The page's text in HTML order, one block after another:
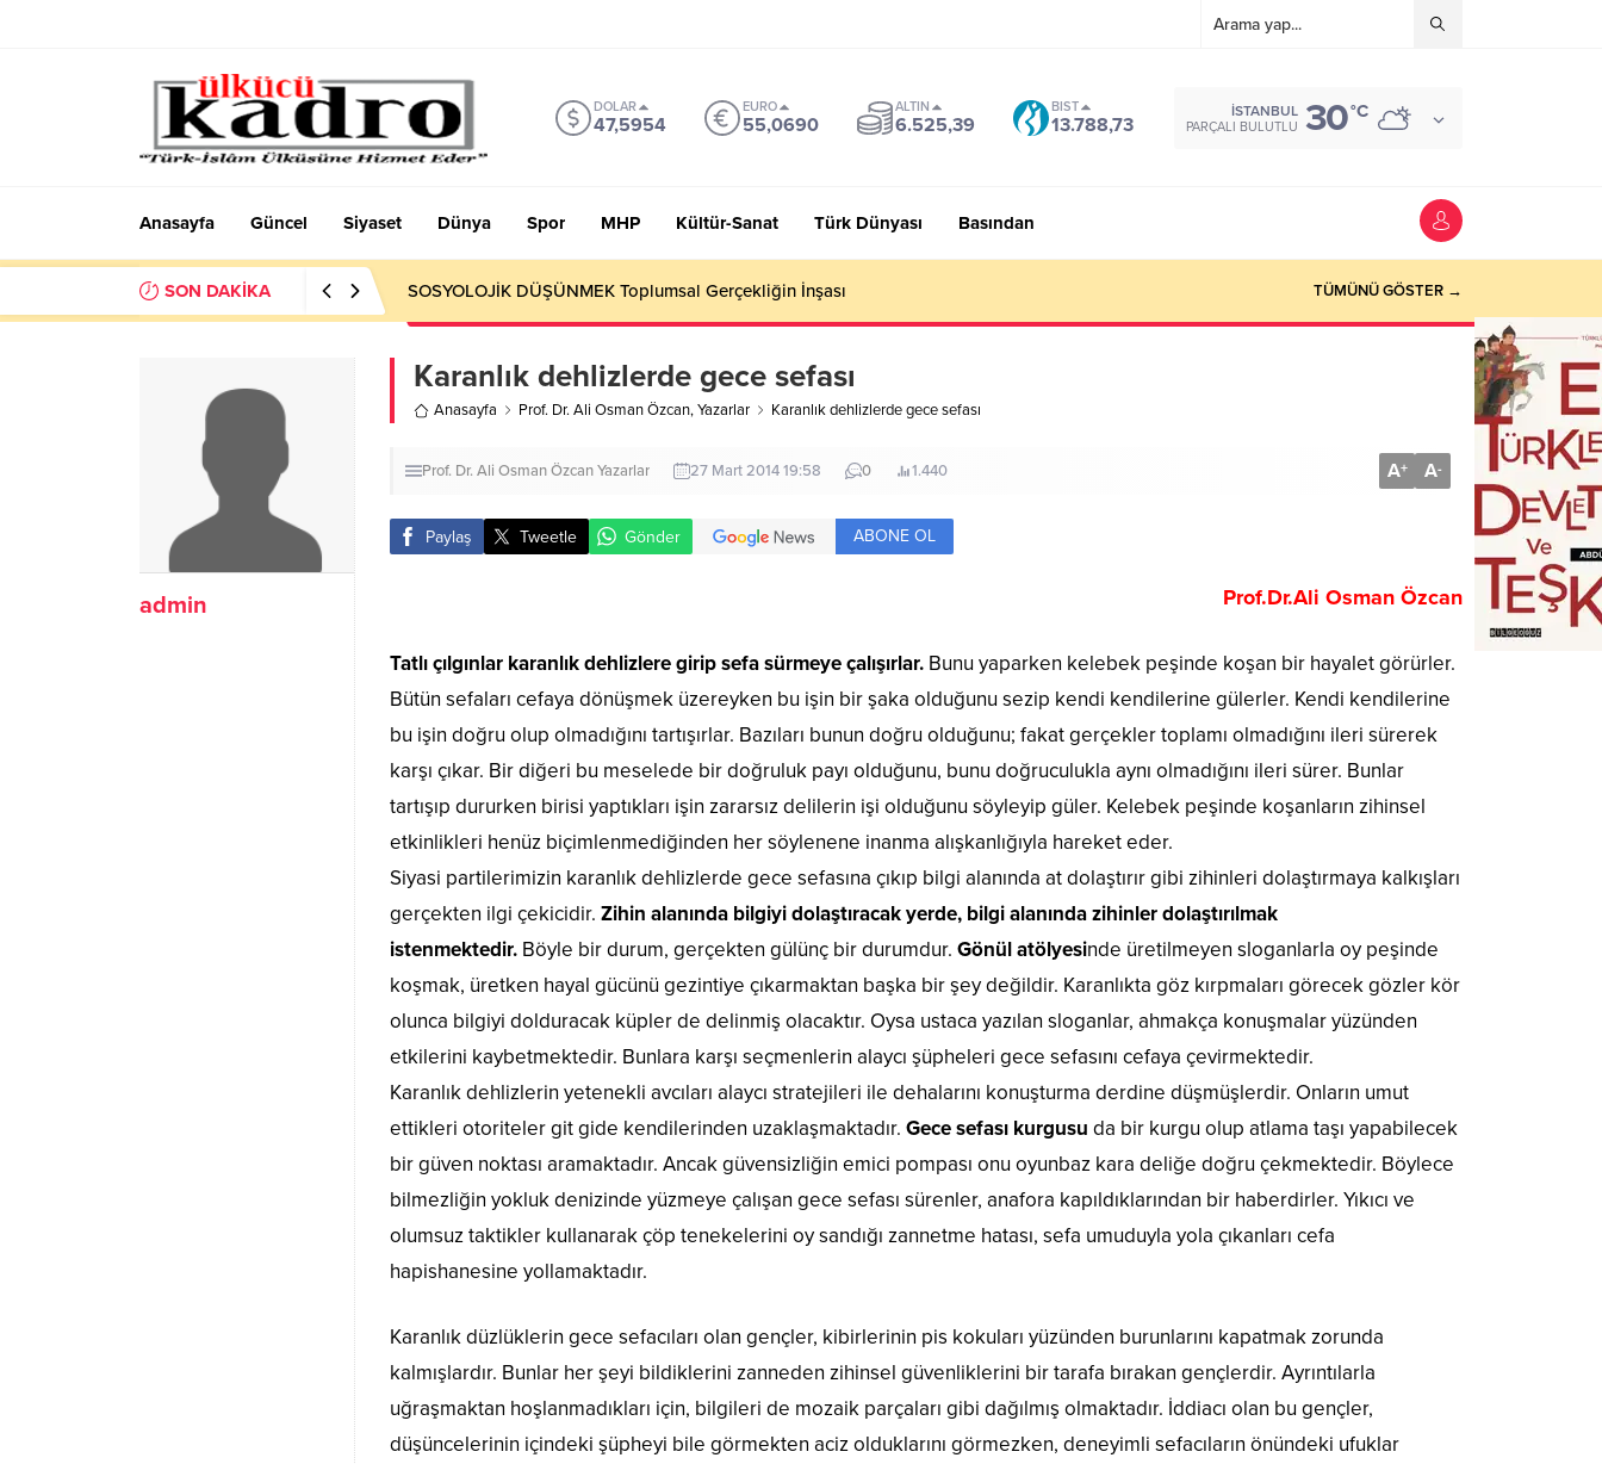
DOLAR
47,5954
EURO
55,0690
ALTIN
6.525,39
BIST
13.788,73
İSTANBUL
PARÇALI BULUTLU 30°C
Anasayfa Güncel Siyaset Dünya Spor MHP Kültür-Sanat Türk Dünyası Basından
SON DAKİKA SOSYOLOJİK DÜŞÜNMEK Toplumsal Gerçekliğin İnşası TÜMÜNÜ GÖSTER →
admin
Karanlık dehlizlerde gece sefası
Anasayfa Prof. Dr. Ali Osman Özcan,Yazarlar Karanlık dehlizlerde gece sefası
Prof. Dr. Ali Osman ÖzcanYazarlar 27 Mart 2014 19:58 0 1.440 A+ A-
Paylaş Tweetle Gönder ABONE OL
Prof.Dr.Ali Osman Özcan
Tatlı çılgınlar karanlık dehlizlere girip sefa sürmeye çalışırlar. Bunu yaparken kelebek peşinde koşan bir hayalet görürler.
Bütün sefaları cefaya dönüşmek üzereyken bu işin bir şaka olduğunu sezip kendi kendilerine gülerler. Kendi kendilerine
bu işin doğru olup olmadığını tartışırlar. Bazıları bunun doğru olduğunu; fakat gerçekler toplamı olmadığını ileri sürerek
karşı çıkar. Bir diğeri bu meselede bir doğruluk payı olduğunu, bunu doğruculukla aynı olmadığını ileri sürer. Bunlar
tartışıp dururken birisi yaptıkları işin zararsız delilerin işi olduğunu söyleyip güler. Kelebek peşinde koşanların zihinsel
etkinlikleri henüz biçimlenmediğinden her söylenene inanma alışkanlığıyla hareket eder.
Siyasi partilerimizin karanlık dehlizlerde gece sefasına çıkıp bilgi alanında at dolaştırır gibi zihinleri dolaştırmaya kalkışları
gerçekten ilgi çekicidir. Zihin alanında bilgiyi dolaştıracak yerde, bilgi alanında zihinler dolaştırılmak
istenmektedir. Böyle bir durum, gerçekten gülünç bir durumdur. Gönül atölyesinde üretilmeyen sloganlarla oy peşinde
koşmak, üretken hayal gücünü gezintiye çıkarmaktan başka bir şey değildir. Karanlıkta göz kırpmaları görecek gözler kör
olunca bilgiyi dolduracak küpler de delinmiş olacaktır. Oysa ustaca yazılan sloganlar, ahmakça konuşmalar yüzünden
etkilerini kaybetmektedir. Bunlara karşı seçmenlerin alaycı şüpheleri gece sefasını cefaya çevirmektedir.
Karanlık dehlizlerin yetenekli avcıları alaycı stratejileri ile dehalarını konuşturma derdine düşmüşlerdir. Onların umut
ettikleri otoriteler git gide kendilerinden uzaklaşmaktadır. Gece sefası kurgusu da bir kurgu olup atlama taşı yapabilecek
bir güven noktası aramaktadır. Ancak güvensizliğin emici pompası onu oyunbaz kara deliğe doğru çekmektedir. Böylece
bilmezliğin yokluk denizinde yüzmeye çalışan gece sefası sürenler, anafora kapıldıklarından bir haberdirler. Yıkıcı ve
olumsuz taktikler kullanarak çöp tenekelerini oy sandığı zannetme hatası, sefa umuduyla yola çıkanları cefa
hapishanesine yollamaktadır.
Karanlık düzlüklerin gece sefacıları olan gençler, kibirlerinin pis kokuları yüzünden burunlarını kapatmak zorunda
kalmışlardır. Bunlar her şeyi bildiklerini zanneden zihinsel güvenliklerini bir tarafa bırakan gençlerdir. Ayrıntılarla
uğraşmaktan hoşlanmadıkları için, bilgileri de mozaik parçaları gibi dağılmış olmaktadır. İddiacı olan bu gençler,
düşüncelerinin içindeki şüpheyi bile görmekten aciz olduklarını görmezken, deneyimli sefacıların önündeki ufuklar